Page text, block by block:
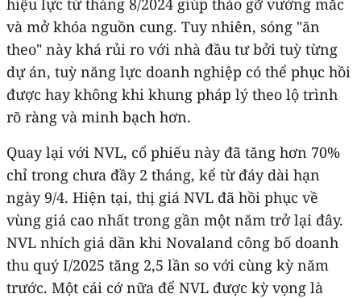
và mở khóa nguồn cung. Tuy nhiên, sóng "ăn
theo" này khá rủi ro với nhà đầu tư bởi tuỳ từng
dự án, tuỳ năng lực doanh nghiệp có thể phục hồi
được hay không khi khung pháp lý theo lộ trình
rõ ràng và minh bạch hơn.
Quay lại với NVL, cổ phiếu này đã tăng hơn 70%
chỉ trong chưa đầy 2 tháng, kể từ đáy dài hạn
ngày 9/4. Hiện tại, thị giá NVL đã hồi phục về
vùng giá cao nhất trong gần một năm trở lại đây.
NVL nhích giá dần khi Novaland công bố doanh
thu quý I/2025 tăng 2,5 lần so với cùng kỳ năm
trước. Một cái cớ nữa để NVL được kỳ vọng là